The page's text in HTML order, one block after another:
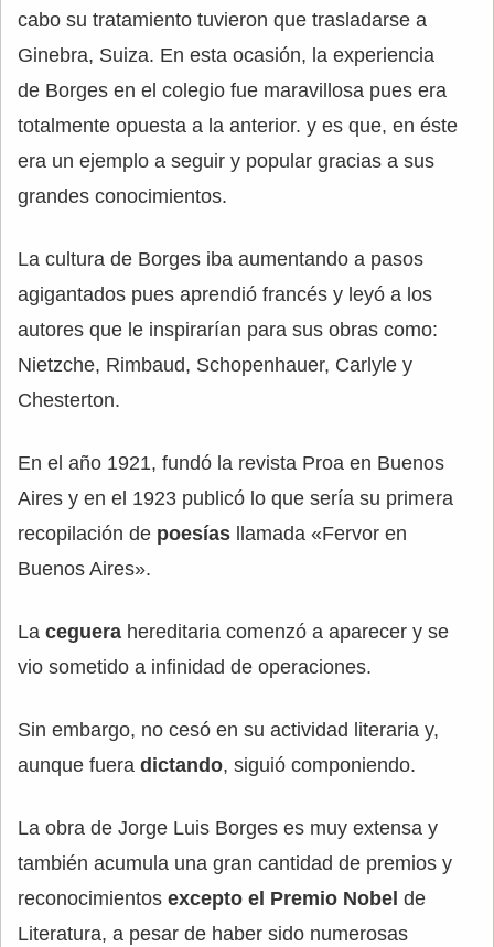
cabo su tratamiento tuvieron que trasladarse a
Ginebra, Suiza. En esta ocasión, la experiencia
de Borges en el colegio fue maravillosa pues era
totalmente opuesta a la anterior. y es que, en éste
era un ejemplo a seguir y popular gracias a sus
grandes conocimientos.
La cultura de Borges iba aumentando a pasos
agigantados pues aprendió francés y leyó a los
autores que le inspirarían para sus obras como:
Nietzche, Rimbaud, Schopenhauer, Carlyle y
Chesterton.
En el año 1921, fundó la revista Proa en Buenos
Aires y en el 1923 publicó lo que sería su primera
recopilación de poesías
llamada «Fervor en
Buenos Aires».
La ceguera hereditaria comenzó a aparecer y se
vio sometido a infinidad de operaciones.
Sin embargo, no cesó en su actividad literaria y,
aunque fuera dictando, siguió componiendo.
La obra de Jorge Luis Borges es muy extensa y
también acumula una gran cantidad de premios y
reconocimientos excepto el Premio Nobel de
Literatura, a pesar de haber sido numerosas